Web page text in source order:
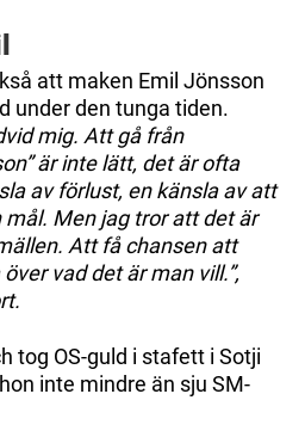
att maken Emil Jönsson
under den tunga tiden.
mig. Att gå från
är inte lätt, det är ofta
av förlust, en känsla av att
Men jag tror att det är
Att få chansen att
vad det är man vill.”,
tog OS-guld i stafett i Sotji
inte mindre än sju SM-